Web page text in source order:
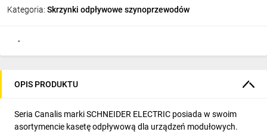
Kategoria: Skrzynki odpływowe szynoprzewodów
OPIS PRODUKTU
Seria Canalis marki SCHNEIDER ELECTRIC posiada w swoim
asortymencie kasetę odpływową dla urządzeń modułowych.